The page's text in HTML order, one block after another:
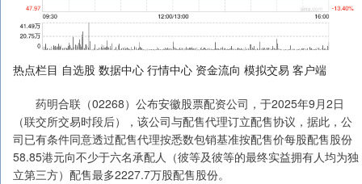
热点栏目 自选股 数据中心 行情中心 资金流向 模拟交易 客户端
药明合联（02268）公布安徽股票配资公司，于2025年9月2日
（联交所交易时段后），该公司与配售代理订立配售协议，据此，公
司已有条件同意透过配售代理按悉数包销基准按配售价每股配售股份
58.85港元向不少于六名承配人（彼等及彼等的最终实益拥有人均为独
立第三方）配售最多2227.7万股配售股份。